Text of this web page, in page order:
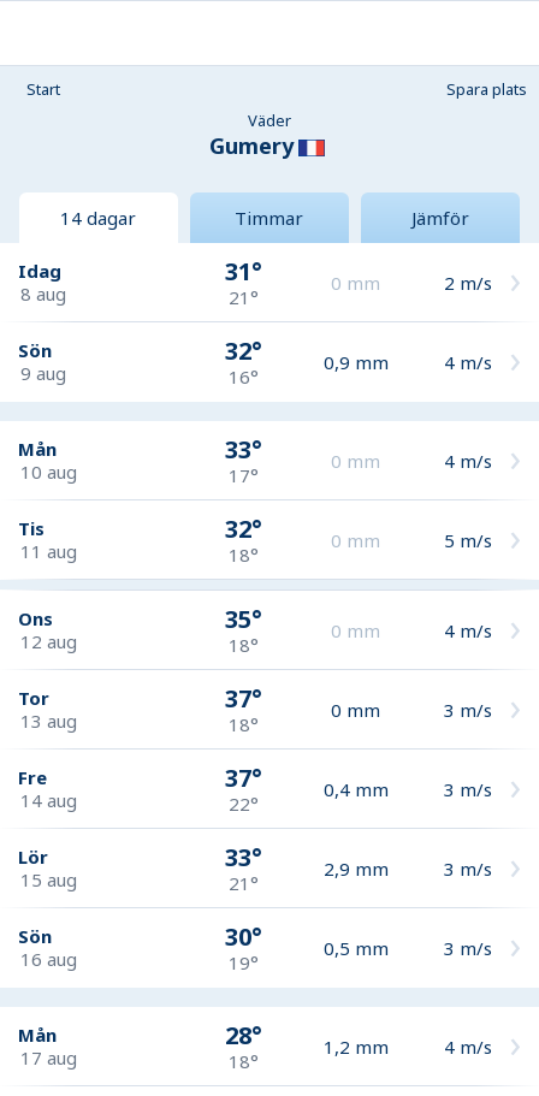
Start
Spara plats
Väder
Gumery
14 dagar Timmar Jämför
Idag
8 aug
31°
21°
0 mm 2 m/s
Sön
9 aug
32°
16°
0,9 mm 4 m/s
Mån
10 aug
33°
17°
0 mm 4 m/s
Tis
11 aug
32°
18°
0 mm 5 m/s
Ons
12 aug
35°
18°
0 mm 4 m/s
Tor
13 aug
37°
18°
0 mm 3 m/s
Fre
14 aug
37°
22°
0,4 mm 3 m/s
Lör
15 aug
33°
21°
2,9 mm 3 m/s
Sön
16 aug
30°
19°
0,5 mm 3 m/s
Mån
17 aug
28°
18°
1,2 mm 4 m/s